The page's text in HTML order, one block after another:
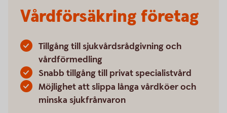
Vårdförsäkring företag
Tillgång till sjukvårdsrådgivning och
vårdförmedling
Snabb tillgång till privat specialistvård
Möjlighet att slippa långa vårdköer och
minska sjukfrånvaron